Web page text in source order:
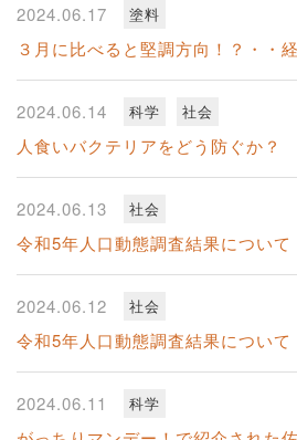
2024.06.17 塗料
３月に比べると堅調方向！？・・
2024.06.14 科学 社会
人食いバクテリアをどう防ぐか？
2024.06.13 社会
令和5年人口動態調査結果につい
2024.06.12 社会
令和5年人口動態調査結果につい
2024.06.11 科学